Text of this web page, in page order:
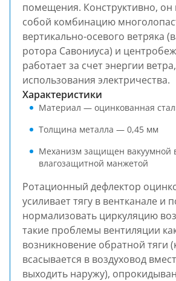
помещения. Конструктивно, он
собой комбинацию
вертикально-осевого ветряка
ротора Савониуса) и
работает за счет энергии
использования электричества.
Характеристики
Материал — оцинкованная
Толщина металла — 0,45 мм
Механизм защищен вакуумной
влагозащитной манжетой
Ротационный дефлектор
усиливает тягу в вентканале и
нормализовать циркуляцию
такие проблемы вентиляции
возникновение обратной тяги
всасывается в воздуховод
выходить наружу),